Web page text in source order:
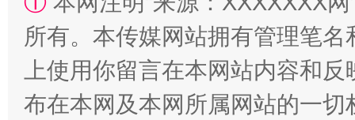
站台名比不上好声名
所有。本传媒网站拥有管理笔
上使用你留言在本网站内容和
布在本网及本网所属网站的一